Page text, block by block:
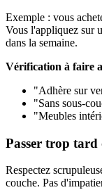
Exemple : vous
Vous l'appliquez sur
dans la semaine.
Vérification à faire
"Adhère sur
"Sans sous-
"Meubles
Passer trop tard
Respectez
couche. Pas